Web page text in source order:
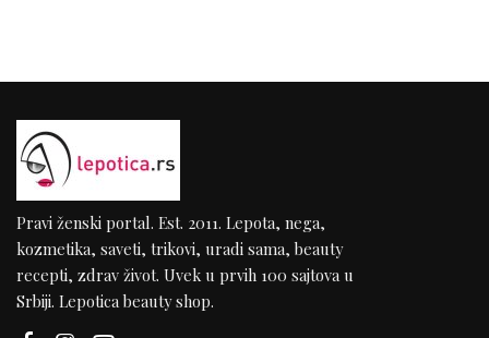
Pravi ženski portal. Est. 2011. Lepota, nega,
kozmetika, saveti, trikovi, uradi sama, beauty
recepti, zdrav život. Uvek u prvih 100 sajtova u
Srbiji. Lepotica beauty shop.